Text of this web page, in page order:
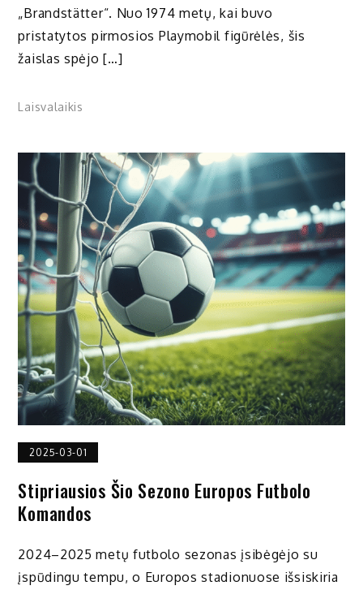
„Brandstätter“. Nuo 1974 metų, kai buvo
pristatytos pirmosios Playmobil figūrėlės, šis
žaislas spėjo […]
Laisvalaikis
2025-03-01
Stipriausios Šio Sezono Europos Futbolo
Komandos
2024–2025 metų futbolo sezonas įsibėgėjo su
įspūdingu tempu, o Europos stadionuose išsiskiria